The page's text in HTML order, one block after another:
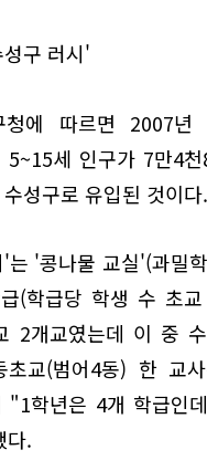
구 러시'
청에 따르면 2007
5~15세 인구가 7만4
성구로 유입된 것이다.
는 '콩나물 교실'(과밀
(학급당 학생 수 초
2개교였는데 이 중
초교(범어4동) 한 교
"1학년은 4개 학급인
다.